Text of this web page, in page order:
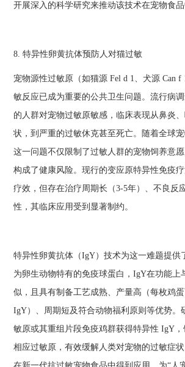
开展深入的科学研究来推动该技术在宠物食品
8. 特异性卵黄抗体预防人对猫过敏
宠物源性过敏原（如猫源 Fel d 1、犬源 Can
敏反应已成为重要的公共卫生问题。流行病
的人群对宠物过敏原敏感，临床表现从鼻炎
状，到严重的过敏休克甚至死亡。随着全球宠
这一问题不仅限制了过敏人群的宠物饲养意
构成了健康风险。现行的变应原特异性免疫
疗效，但存在治疗周期长（3-5年）、不良反
性，其临床应用受到显著制约。
特异性卵黄抗体（IgY）技术为这一难题提供
为卵生动物特有的免疫球蛋白，IgY在功能上
似，且具有制备工艺成熟、产量高（每枚鸡
IgY）、周期短及符合动物福利原则等优势。
敏原或其重组片段免疫鸡群获得特异性 IgY
相应过敏原，有效缓解人类对宠物的过敏症